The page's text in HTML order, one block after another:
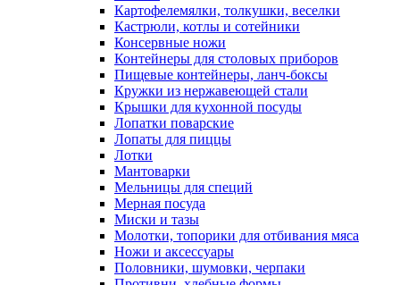
Картофелемялки, толкушки, веселки
Кастрюли, котлы и сотейники
Консервные ножи
Контейнеры для столовых приборов
Пищевые контейнеры, ланч-боксы
Кружки из нержавеющей стали
Крышки для кухонной посуды
Лопатки поварские
Лопаты для пиццы
Лотки
Мантоварки
Мельницы для специй
Мерная посуда
Миски и тазы
Молотки, топорики для отбивания мяса
Ножи и аксессуары
Половники, шумовки, черпаки